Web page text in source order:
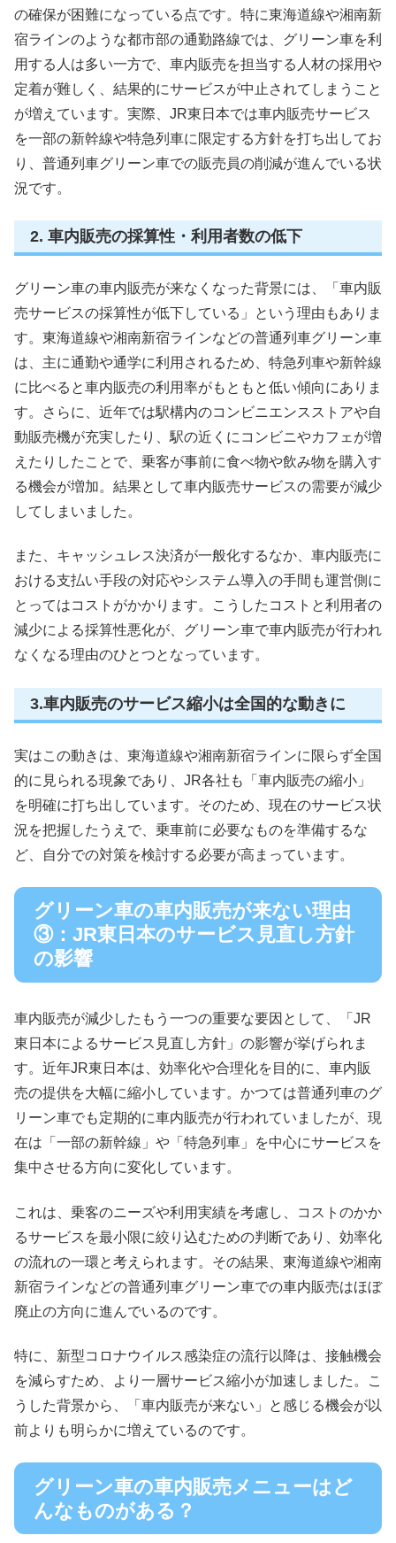
の確保が困難になっている点です。特に東海道線や湘南新
宿ラインのような都市部の通勤路線では、グリーン車を利
用する人は多い一方で、車内販売を担当する人材の採用や
定着が難しく、結果的にサービスが中止されてしまうこと
が増えています。実際、JR東日本では車内販売サービス
を一部の新幹線や特急列車に限定する方針を打ち出してお
り、普通列車グリーン車での販売員の削減が進んでいる状
況です。
2. 車内販売の採算性・利用者数の低下
グリーン車の車内販売が来なくなった背景には、「車内販
売サービスの採算性が低下している」という理由もありま
す。東海道線や湘南新宿ラインなどの普通列車グリーン車
は、主に通勤や通学に利用されるため、特急列車や新幹線
に比べると車内販売の利用率がもともと低い傾向にありま
す。さらに、近年では駅構内のコンビニエンスストアや自
動販売機が充実したり、駅の近くにコンビニやカフェが増
えたりしたことで、乗客が事前に食べ物や飲み物を購入す
る機会が増加。結果として車内販売サービスの需要が減少
してしまいました。
また、キャッシュレス決済が一般化するなか、車内販売に
おける支払い手段の対応やシステム導入の手間も運営側に
とってはコストがかかります。こうしたコストと利用者の
減少による採算性悪化が、グリーン車で車内販売が行われ
なくなる理由のひとつとなっています。
3.車内販売のサービス縮小は全国的な動きに
実はこの動きは、東海道線や湘南新宿ラインに限らず全国
的に見られる現象であり、JR各社も「車内販売の縮小」
を明確に打ち出しています。そのため、現在のサービス状
況を把握したうえで、乗車前に必要なものを準備するな
ど、自分での対策を検討する必要が高まっています。
グリーン車の車内販売が来ない理由
③：JR東日本のサービス見直し方針
の影響
車内販売が減少したもう一つの重要な要因として、「JR
東日本によるサービス見直し方針」の影響が挙げられま
す。近年JR東日本は、効率化や合理化を目的に、車内販
売の提供を大幅に縮小しています。かつては普通列車のグ
リーン車でも定期的に車内販売が行われていましたが、現
在は「一部の新幹線」や「特急列車」を中心にサービスを
集中させる方向に変化しています。
これは、乗客のニーズや利用実績を考慮し、コストのかか
るサービスを最小限に絞り込むための判断であり、効率化
の流れの一環と考えられます。その結果、東海道線や湘南
新宿ラインなどの普通列車グリーン車での車内販売はほぼ
廃止の方向に進んでいるのです。
特に、新型コロナウイルス感染症の流行以降は、接触機会
を減らすため、より一層サービス縮小が加速しました。こ
うした背景から、「車内販売が来ない」と感じる機会が以
前よりも明らかに増えているのです。
グリーン車の車内販売メニューはど
んなものがある？